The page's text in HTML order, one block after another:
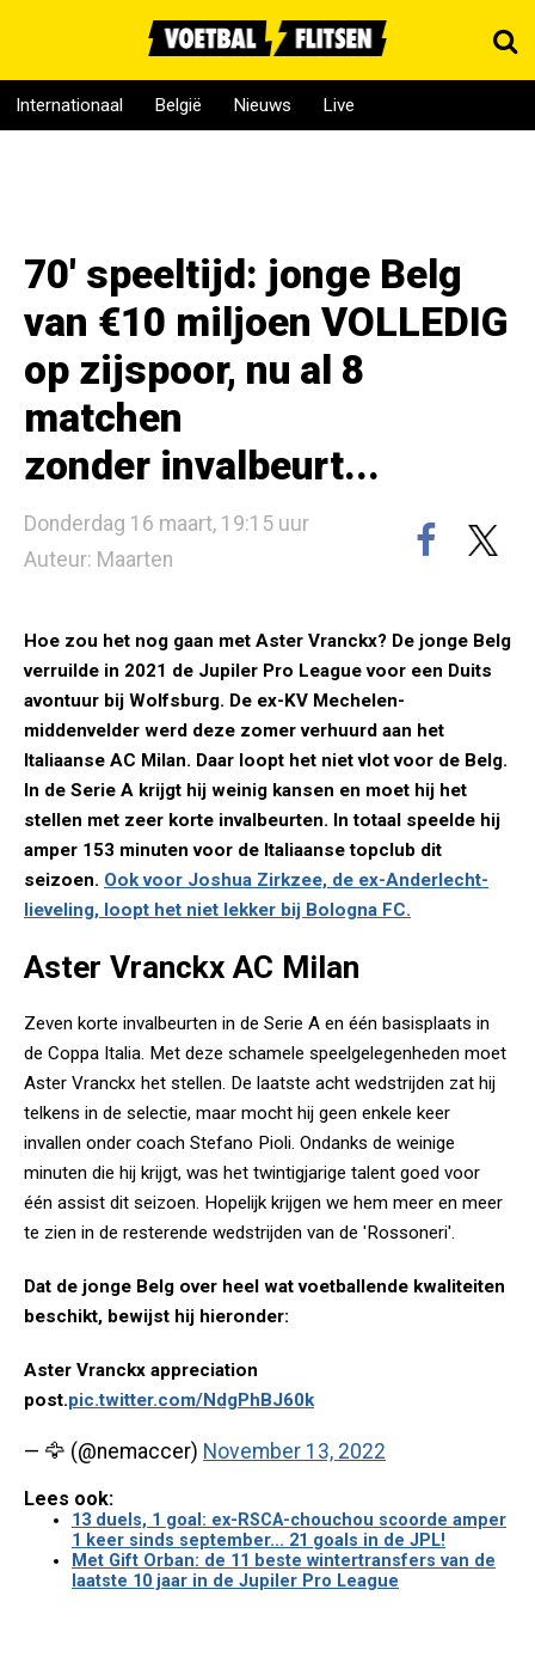
Internationaal België Nieuws Live
70' speeltijd: jonge Belg
van €10 miljoen VOLLEDIG
op zijspoor, nu al 8
matchen
zonder invalbeurt...
Donderdag 16 maart, 19:15 uur
Auteur: Maarten
Hoe zou het nog gaan met Aster Vranckx? De jonge Belg
verruilde in 2021 de Jupiler Pro League voor een Duits
avontuur bij Wolfsburg. De ex-KV Mechelen-
middenvelder werd deze zomer verhuurd aan het
Italiaanse AC Milan. Daar loopt het niet vlot voor de Belg.
In de Serie A krijgt hij weinig kansen en moet hij het
stellen met zeer korte invalbeurten. In totaal speelde hij
amper 153 minuten voor de Italiaanse topclub dit
seizoen. Ook voor Joshua Zirkzee, de ex-Anderlecht-
lieveling, loopt het niet lekker bij Bologna FC.
Aster Vranckx AC Milan
Zeven korte invalbeurten in de Serie A en één basisplaats in
de Coppa Italia. Met deze schamele speelgelegenheden moet
Aster Vranckx het stellen. De laatste acht wedstrijden zat hij
telkens in de selectie, maar mocht hij geen enkele keer
invallen onder coach Stefano Pioli. Ondanks de weinige
minuten die hij krijgt, was het twintigjarige talent goed voor
één assist dit seizoen. Hopelijk krijgen we hem meer en meer
te zien in de resterende wedstrijden van de 'Rossoneri'.
Dat de jonge Belg over heel wat voetballende kwaliteiten
beschikt, bewijst hij hieronder:
Aster Vranckx appreciation
post.pic.twitter.com/NdgPhBJ60k
— 🦅 (@nemaccer) November 13, 2022
Lees ook:
13 duels, 1 goal: ex-RSCA-chouchou scoorde amper
1 keer sinds september... 21 goals in de JPL!
Met Gift Orban: de 11 beste wintertransfers van de
laatste 10 jaar in de Jupiler Pro League